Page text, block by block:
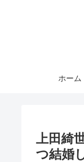
ホーム
上田綺
つ結婚